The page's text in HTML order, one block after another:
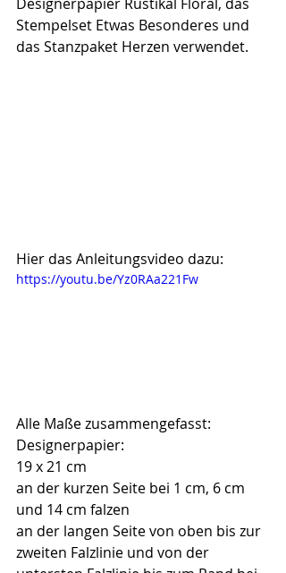
Stempelset Etwas Besonderes und
das Stanzpaket Herzen verwendet.
Hier das Anleitungsvideo dazu:
https://youtu.be/Yz0RAa221Fw
Alle Maße zusammengefasst:
Designerpapier:
19 x 21 cm
an der kurzen Seite bei 1 cm, 6 cm
und 14 cm falzen
an der langen Seite von oben bis zur
zweiten Falzlinie und von der